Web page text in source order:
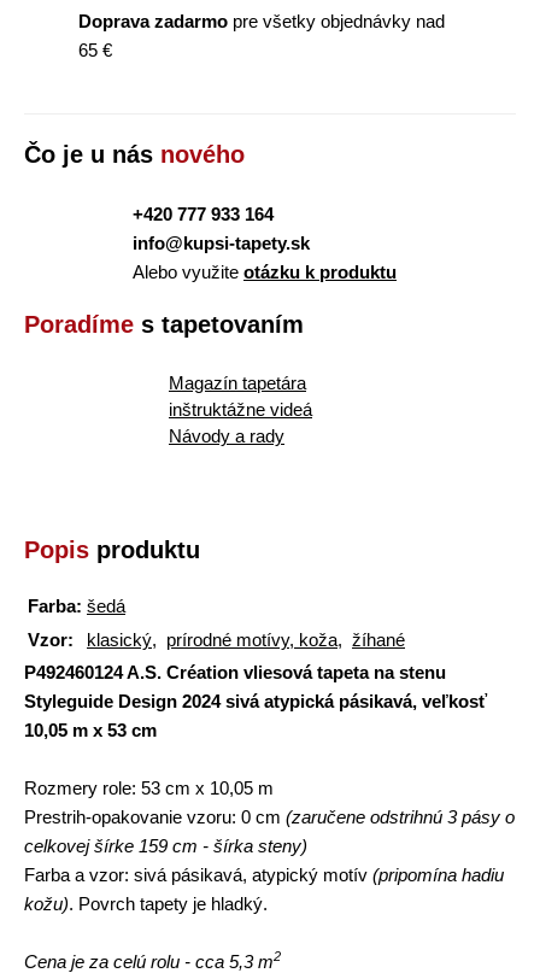
Doprava zadarmo pre všetky objednávky nad
65 €
Čo je u nás nového
+420 777 933 164
info@kupsi-tapety.sk
Alebo využite otázku k produktu
Poradíme s tapetovaním
Magazín tapetára
inštruktážne videá
Návody a rady
Popis produktu
Farba: šedá
Vzor:
klasický, prírodné motívy, koža, žíhané
P492460124 A.S. Création vliesová tapeta na stenu
Styleguide Design 2024 sivá atypická pásikavá, veľkosť
10,05 m x 53 cm
Rozmery role: 53 cm x 10,05 m
Prestrih-opakovanie vzoru: 0 cm (zaručene odstrihnú 3 pásy o
celkovej šírke 159 cm - šírka steny)
Farba a vzor: sivá pásikavá, atypický motív (pripomína hadiu
kožu). Povrch tapety je hladký.
Cena je za celú rolu - cca 5,3 m2